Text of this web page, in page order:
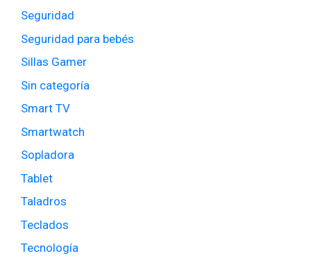
Seguridad
Seguridad para bebés
Sillas Gamer
Sin categoría
Smart TV
Smartwatch
Sopladora
Tablet
Taladros
Teclados
Tecnología